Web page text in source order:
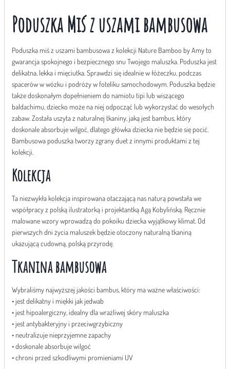
Poduszka Miś z uszami bambusowa
Poduszka miś z uszami bambusowa z kolekcji Nature Bamboo by Amy to
gwarancja spokojnego i bezpiecznego snu Twojego maluszka. Poduszka jest
delikatna, lekka i mięciutka. Sprawdzi się idealnie w łóżeczku, podczas
spacerów w wózku i podróży w foteliku samochodowym. Poduszka będzie
także doskonałym dopełnieniem do namiotu tipi lub wiszącego
baldachimu, dziecko może na niej odpocząć lub wykorzystać do wesołych
zabaw. Została uszyta z naturalnej tkaniny, jaką jest bambus, który
doskonale absorbuje wilgoć, dlatego główka dziecka nie będzie się pocić.
Bambusowa poduszka tworzy zgrany duet z innymi produktami z tej
kolekcji.
Kolekcja
Ta niezwykła kolekcja inspirowana otaczającą nas naturą powstała we
współpracy z polską ilustratorką i projektantką Agą Kobylińską. Ręcznie
malowane wzory wprowadzą do pokoiku dziecka wyjątkowy klimat. Od
pierwszych dni życia maluszek będzie otoczony naturalną tkaniną
ukazującą cudowną, polską przyrodę.
Tkanina bambusowa
Wybraliśmy najwyższej jakości bambus, który ma ważne właściwości:
• jest delikatny i miękki jak jedwab
• jest hipoalergiczny, idealny dla wrażliwej skóry maluszka
• jest antybakteryjny i przeciwgrzybiczny
• neutralizuje nieprzyjemne zapachy
• doskonale absorbuje wilgoć
• chroni przed szkodliwymi promieniami UV